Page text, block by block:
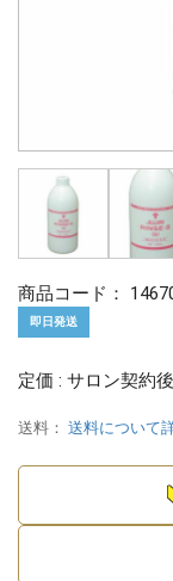
商品コード：
即日発送
定価 : サロン契約
送料： 送料について